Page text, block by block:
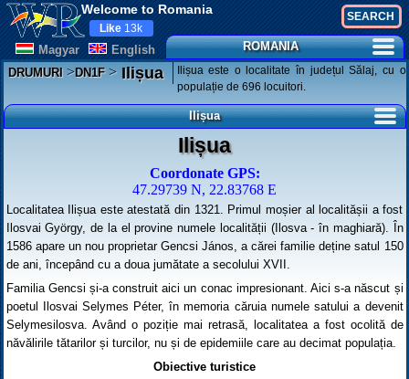
Welcome to Romania
Magyar English
Like 13k
ROMANIA
DRUMURI>DN1F>Ilișua
Ilișua este o localitate în județul Sălaj, cu o
populație de 696 locuitori.
Ilișua
Ilișua
Coordonate GPS:
47.29739 N, 22.83768 E
Localitatea Ilișua este atestată din 1321. Primul moșier al localitășii a fost
Ilosvai György, de la el provine numele localității (Ilosva - în maghiară). În
1586 apare un nou proprietar Gencsi János, a cărei familie deține satul 150
de ani, începând cu a doua jumătate a secolului XVII.
Familia Gencsi și-a construit aici un conac impresionant. Aici s-a născut și
poetul Ilosvai Selymes Péter, în memoria căruia numele satului a devenit
Selymesilosva. Având o poziție mai retrasă, localitatea a fost ocolită de
năvălirile tătarilor și turcilor, nu și de epidemiile care au decimat populația.
Obiective turistice